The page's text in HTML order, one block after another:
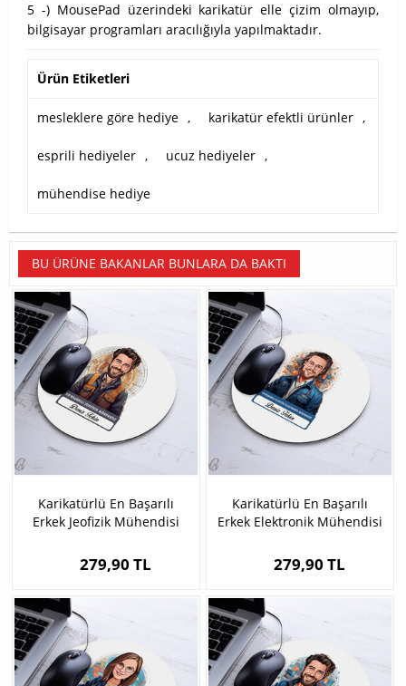
5 -) MousePad üzerindeki karikatür elle çizim olmayıp,
bilgisayar programları aracılığıyla yapılmaktadır.
Ürün Etiketleri
mesleklere göre hediye , karikatür efektli ürünler ,
esprili hediyeler , ucuz hediyeler ,
mühendise hediye
BU ÜRÜNE BAKANLAR BUNLARA DA BAKTI
Karikatürlü En Başarılı
Erkek Jeofizik Mühendisi
279,90 TL
Karikatürlü En Başarılı
Erkek Elektronik Mühendisi
279,90 TL